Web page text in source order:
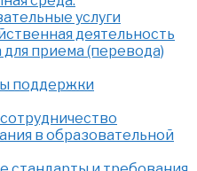
услуги
деятельность
приема (перевода)
поддержки
в образовательной